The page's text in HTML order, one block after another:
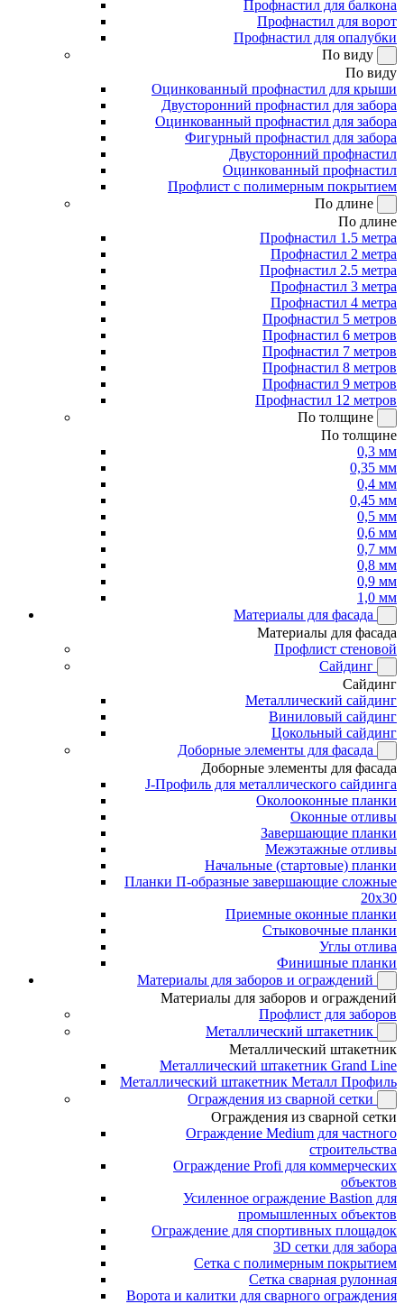
Профнастил для балкона
Профнастил для ворот
Профнастил для опалубки
По виду
По виду
Оцинкованный профнастил для крыши
Двусторонний профнастил для забора
Оцинкованный профнастил для забора
Фигурный профнастил для забора
Двусторонний профнастил
Оцинкованный профнастил
Профлист с полимерным покрытием
По длине
По длине
Профнастил 1.5 метра
Профнастил 2 метра
Профнастил 2.5 метра
Профнастил 3 метра
Профнастил 4 метра
Профнастил 5 метров
Профнастил 6 метров
Профнастил 7 метров
Профнастил 8 метров
Профнастил 9 метров
Профнастил 12 метров
По толщине
По толщине
0,3 мм
0,35 мм
0,4 мм
0,45 мм
0,5 мм
0,6 мм
0,7 мм
0,8 мм
0,9 мм
1,0 мм
Материалы для фасада
Материалы для фасада
Профлист стеновой
Сайдинг
Сайдинг
Металлический сайдинг
Виниловый сайдинг
Цокольный сайдинг
Доборные элементы для фасада
Доборные элементы для фасада
J-Профиль для металлического сайдинга
Околооконные планки
Оконные отливы
Завершающие планки
Межэтажные отливы
Начальные (стартовые) планки
Планки П-образные завершающие сложные
20x30
Приемные оконные планки
Стыковочные планки
Углы отлива
Финишные планки
Материалы для заборов и ограждений
Материалы для заборов и ограждений
Профлист для заборов
Металлический штакетник
Металлический штакетник
Металлический штакетник Grand Line
Металлический штакетник Металл Профиль
Ограждения из сварной сетки
Ограждения из сварной сетки
Ограждение Medium для частного
строительства
Ограждение Profi для коммерческих
объектов
Усиленное ограждение Bastion для
промышленных объектов
Ограждение для спортивных площадок
3D сетки для забора
Сетка с полимерным покрытием
Сетка сварная рулонная
Ворота и калитки для сварного ограждения